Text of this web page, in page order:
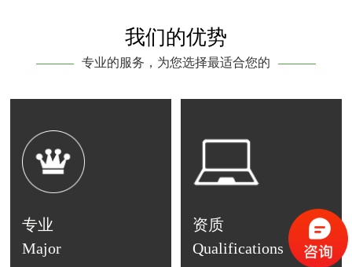
我们的优势
专业的服务，为您选择最适合您的
专业
Major
资质
Qualifications